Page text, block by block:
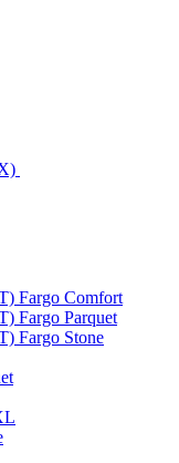
Fargo Comfort
Fargo Parquet
Fargo Stone